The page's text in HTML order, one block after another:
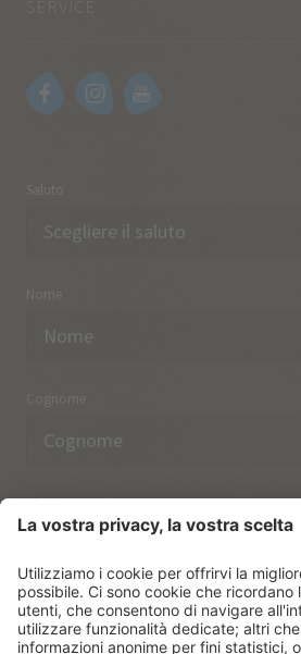
Saluto
Nome
Cognome
Indirizzo email
Ho preso nota delle norme sulla